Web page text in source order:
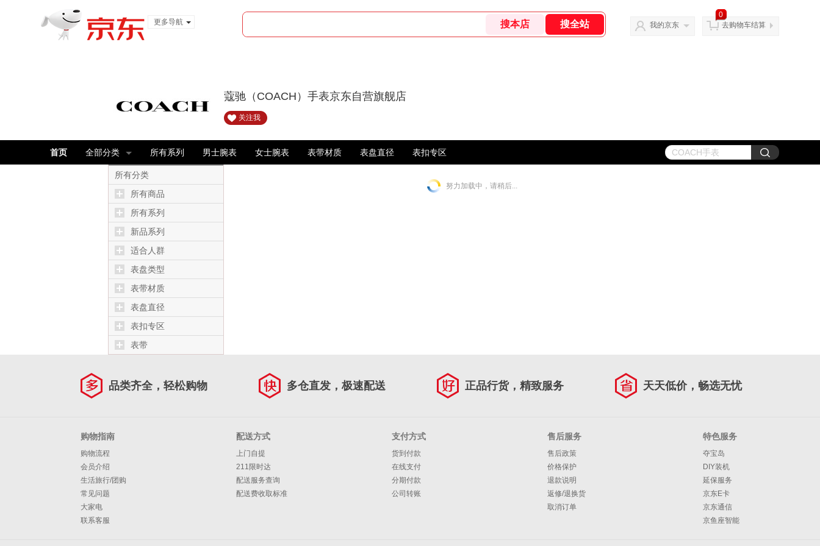
更多导航
我的京东
0
去购物车结算
蔻驰（COACH）手表京东自营旗舰店
关注我
首页 全部分类 所有系列 男士腕表 女士腕表 表带材质 表盘直径 表扣专区
所有分类
所有商品
所有系列
新品系列
适合人群
表盘类型
表带材质
表盘直径
表扣专区
表带
努力加载中，请稍后...
品类齐全，轻松购物 多仓直发，极速配送 正品行货，精致服务 天天低价，畅选无忧
购物指南
购物流程
会员介绍
生活旅行/团购
常见问题
大家电
联系客服
配送方式
上门自提
211限时达
配送服务查询
配送费收取标准
支付方式
货到付款
在线支付
分期付款
公司转账
售后服务
售后政策
价格保护
退款说明
返修/退换货
取消订单
特色服务
夺宝岛
DIY装机
延保服务
京东E卡
京东通信
京鱼座智能